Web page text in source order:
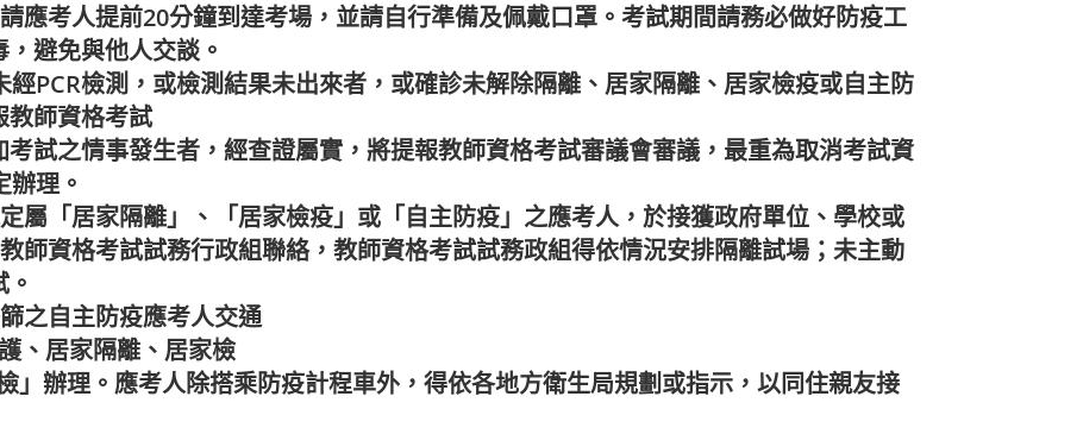
應考人提前20分鐘到達考場，並請自行準備及佩戴口罩。考試期間請務必做好防疫工
避免與他人交談。
PCR檢測，或檢測結果未出來者，或確診未解除隔離、居家隔離、居家檢疫或自主防
教師資格考試
試之情事發生者，經查證屬實，將提報教師資格考試審議會審議，最重為取消考試資
理。
屬「居家隔離」、「居家檢疫」或「自主防疫」之應考人，於接獲政府單位、學校或
師資格考試試務行政組聯絡，教師資格考試試務政組得依情況安排隔離試場；未主動
之自主防疫應考人交通
、居家隔離、居家檢
」辦理。應考人除搭乘防疫計程車外，得依各地方衛生局規劃或指示，以同住親友接